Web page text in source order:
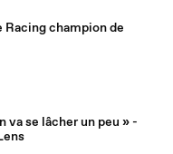
Racing champion de
va se lâcher un peu » -